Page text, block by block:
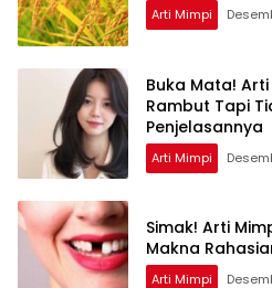
Arti Mimpi
Buka Mata!
Rambut Tapi
Penjelasannya
Arti Mimpi
Simak! Arti
Makna
Arti Mimpi